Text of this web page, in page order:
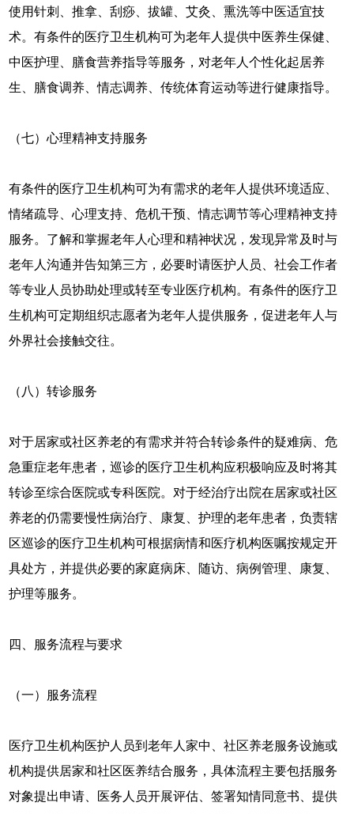
使用针刺、推拿、刮痧、拔罐、艾灸、熏洗等中医适宜技
术。有条件的医疗卫生机构可为老年人提供中医养生保健、
中医护理、膳食营养指导等服务，对老年人个性化起居养
生、膳食调养、情志调养、传统体育运动等进行健康指导。
（七）心理精神支持服务
有条件的医疗卫生机构可为有需求的老年人提供环境适应、
情绪疏导、心理支持、危机干预、情志调节等心理精神支持
服务。了解和掌握老年人心理和精神状况，发现异常及时与
老年人沟通并告知第三方，必要时请医护人员、社会工作者
等专业人员协助处理或转至专业医疗机构。有条件的医疗卫
生机构可定期组织志愿者为老年人提供服务，促进老年人与
外界社会接触交往。
（八）转诊服务
对于居家或社区养老的有需求并符合转诊条件的疑难病、危
急重症老年患者，巡诊的医疗卫生机构应积极响应及时将其
转诊至综合医院或专科医院。对于经治疗出院在居家或社区
养老的仍需要慢性病治疗、康复、护理的老年患者，负责辖
区巡诊的医疗卫生机构可根据病情和医疗机构医嘱按规定开
具处方，并提供必要的家庭病床、随访、病例管理、康复、
护理等服务。
四、服务流程与要求
（一）服务流程
医疗卫生机构医护人员到老年人家中、社区养老服务设施或
机构提供居家和社区医养结合服务，具体流程主要包括服务
对象提出申请、医务人员开展评估、签署知情同意书、提供